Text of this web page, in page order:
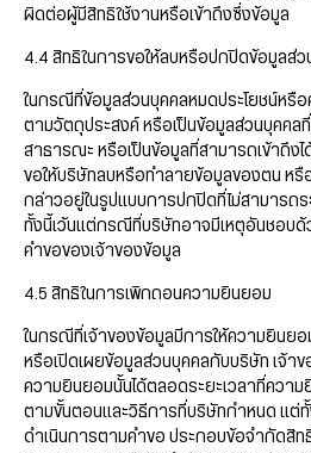
ผิดต่อผู้มีสิทธิใช้งานหรือเข้าถึงซึ่งข้อมูล
4.4 สิทธิในการขอให้ลบหรือปกปิดข้อมูลส่ว
ในกรณีที่ข้อมูลส่วนบุคคลหมดประโยชน์หรื
ตามวัตถุประสงค์ หรือเป็นข้อมูลส่วนบุคคล
สาธารณะ หรือเป็นข้อมูลที่สามารถเข้าถึงไ
ขอให้บริษัทลบหรือทำลายข้อมูลของตน หรื
กล่าวอยู่ในรูปแบบการปกปิดที่ไม่สามารถร
ทั้งนี้เว้นแต่กรณีที่บริษัทอาจมีเหตุอันชอบด้
คำขอของเจ้าของข้อมูล
4.5 สิทธิในการเพิกถอนความยินยอม
ในกรณีที่เจ้าของข้อมูลมีการให้ความยินยอ
หรือเปิดเผยข้อมูลส่วนบุคคลกับบริษัท เจ้า
ความยินยอมนั้นได้ตลอดระยะเวลาที่ควา
ตามขั้นตอนและวิธีการที่บริษัทกำหนด แต่
ดำเนินการตามคำขอ ประกอบข้อจำกัดสิ